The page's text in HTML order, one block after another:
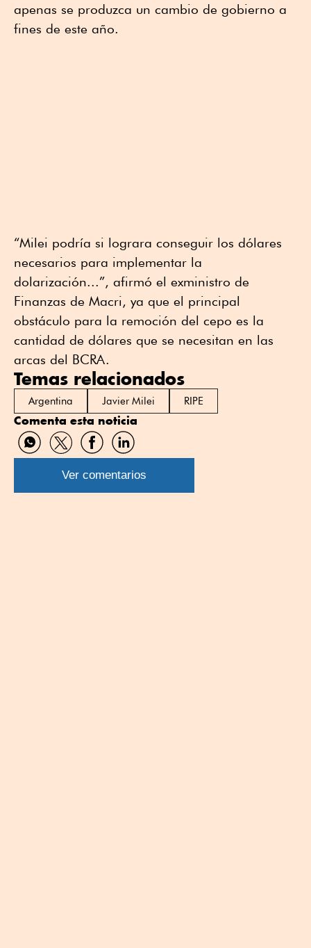
apenas se produzca un cambio de gobierno a
fines de este año.
“Milei podría si lograra conseguir los dólares
necesarios para implementar la
dolarización...”, afirmó el exministro de
Finanzas de Macri, ya que el principal
obstáculo para la remoción del cepo es la
cantidad de dólares que se necesitan en las
arcas del BCRA.
Temas relacionados
Argentina Javier Milei RIPE
Comenta esta noticia
Compartir
por
WhatsApp
Compartir
por
Twitter
Compartir
por
Facebook
Compartir
por
Linkedin
Ver comentarios